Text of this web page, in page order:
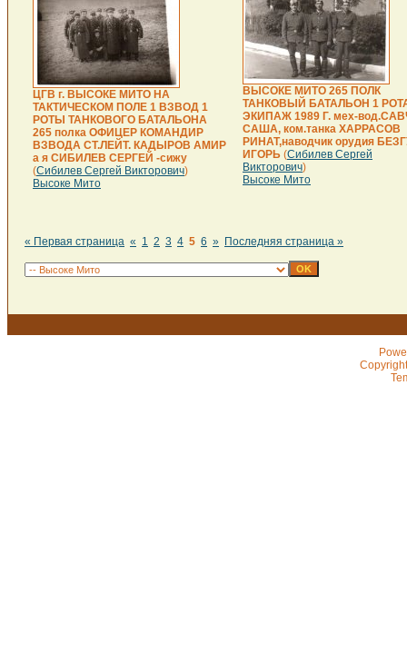
ЦГВ г. ВЫСОКЕ МИТО НА
ТАКТИЧЕСКОМ ПОЛЕ 1 ВЗВОД 1
РОТЫ ТАНКОВОГО БАТАЛЬОНА
265 полка ОФИЦЕР КОМАНДИР
ВЗВОДА СТ.ЛЕЙТ. КАДЫРОВ АМИР
а я СИБИЛЕВ СЕРГЕЙ -сижу
(Сибилев Сергей Викторович)
Высоке Мито
ВЫСОКЕ МИТО 265 ПОЛК
ТАНКОВЫЙ БАТАЛЬОН 1
ЭКИПАЖ 1989 Г. мех-
САША, ком.танка ХАРРАСОВ
РИНАТ,наводчик орудия
ИГОРЬ (Сибилев Сергей
Викторович)
Высоке Мито
« Первая страница « 1 2 3 4 5 6 » Последняя страница »